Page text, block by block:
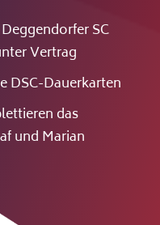
SC
Vertrag
DSC-Dauerkarten
das
und Marian